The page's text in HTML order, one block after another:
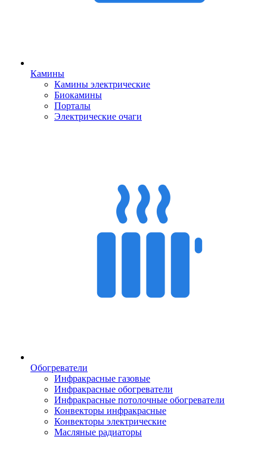
Камины
Камины электрические
Биокамины
Порталы
Электрические очаги
Обогреватели
Инфракрасные газовые
Инфракрасные обогреватели
Инфракрасные потолочные обогреватели
Конвекторы инфракрасные
Конвекторы электрические
Масляные радиаторы